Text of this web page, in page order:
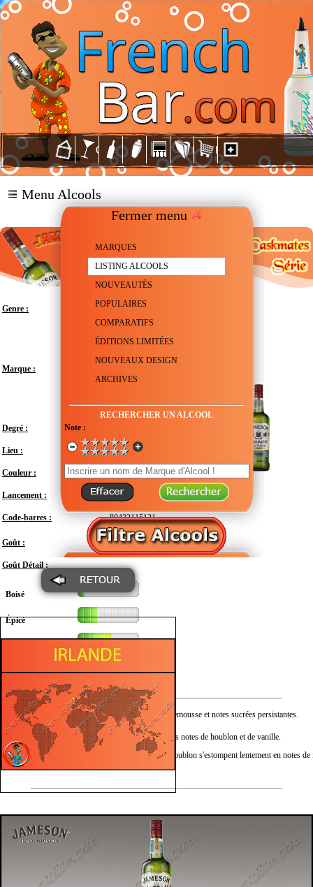
Fermer menu
MARQUES
LISTING ALCOOLS
NOUVEAUTÉS
POPULAIRES
COMPARATIFS
ÉDITIONS LIMITÉES
NOUVEAUX DESIGN
ARCHIVES
RECHERCHER UN ALCOOL
Note :
Menu Alcools
Genre : Whiskey - Irish
Marque :
Degré :
Lieu : Irlande - Corkshire - Midleton
Couleur :
Lancement : Mars 2019
Code-barres : 80432115121
Goût : Modéré
Goût Détail :
Boisé
Épicé
Sucré
Nez : Fruits délicats, pamplemousse et notes sucrées persistantes.
Bouche : Corsé et doux avec des notes de houblon et de vanille.
Finale :
Caractère épicé et le houblon s'estompent lentement en notes